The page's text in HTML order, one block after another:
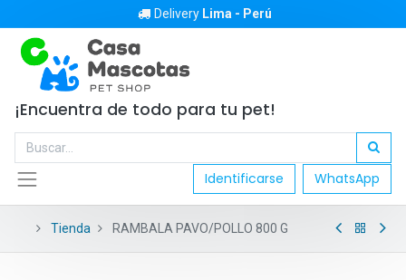
Delivery Lima - Perú
¡Encuentra de todo para tu pet!
Identificarse WhatsApp
Tienda RAMBALA PAVO/POLLO 800 G